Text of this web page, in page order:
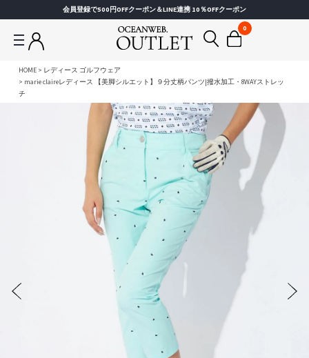
会員登録で500円OFFクーポン＆LINE連携 10％OFFクーポン
0
HOME
レディース ゴルフウェア
marie claireレディース 【美脚シルエット】９分丈柄パンツ|撥水加工・8WAYストレッ
チ